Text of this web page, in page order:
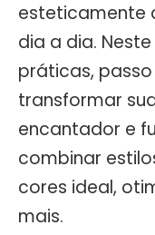
esteticamente
dia a dia.
práticas,
transformar
encantador e
combinar
cores ideal,
mais.